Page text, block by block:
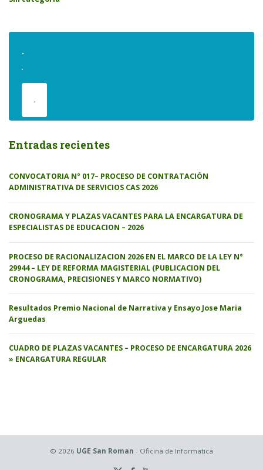
.
.
.
Entradas recientes
CONVOCATORIA N° 017– PROCESO DE CONTRATACIÓN
ADMINISTRATIVA DE SERVICIOS CAS 2026
CRONOGRAMA Y PLAZAS VACANTES PARA LA ENCARGATURA DE
ESPECIALISTAS DE EDUCACION – 2026
PROCESO DE RACIONALIZACION 2026 EN EL MARCO DE LA LEY N°
29944 – LEY DE REFORMA MAGISTERIAL (PUBLICACION DEL
CRONOGRAMA, PRECISIONES Y MARCO NORMATIVO)
Resultados Premio Nacional de Narrativa y Ensayo Jose Maria
Arguedas
CUADRO DE PLAZAS VACANTES – PROCESO DE ENCARGATURA 2026
» ENCARGATURA REGULAR
© 2026 UGE San Roman - Oficina de Informatica